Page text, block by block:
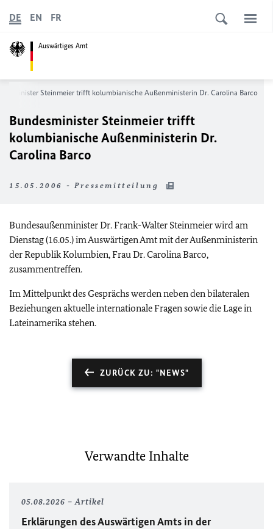
Auswärtiges Amt
DE EN FR
Steinmeier trifft kolumbianische Außenministerin Dr. Carolina Barco
Bundesminister Steinmeier trifft
kolumbianische Außenministerin Dr.
Carolina Barco
15.05.2006 - Pressemitteilung
Bundesaußenminister Dr. Frank-Walter Steinmeier wird am
Dienstag (16.05.) im Auswärtigen Amt mit der Außenministerin
der Republik Kolumbien, Frau Dr. Carolina Barco,
zusammentreffen.
Im Mittelpunkt des Gesprächs werden neben den bilateralen
Beziehungen aktuelle internationale Fragen sowie die Lage in
Lateinamerika stehen.
ZURÜCK ZU: "NEWS"
Verwandte Inhalte
05.08.2026 Artikel
Erklärungen des Auswärtigen Amts in der